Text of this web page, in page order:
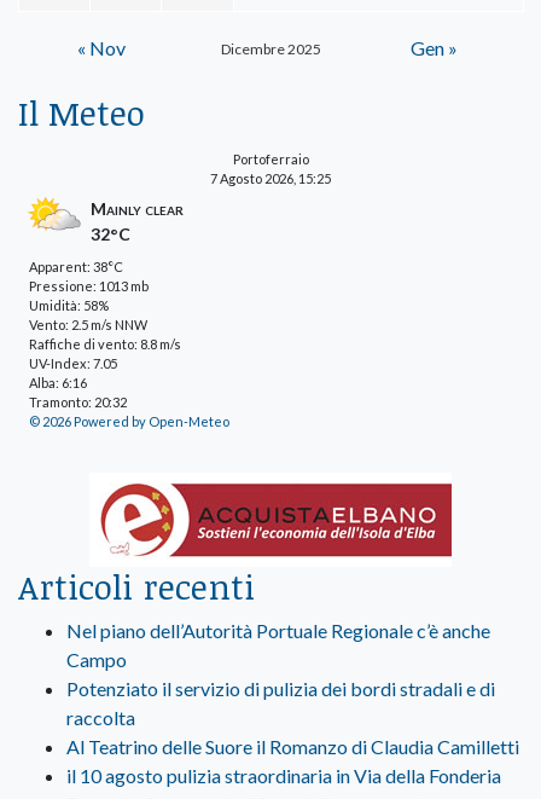
Dicembre 2025
« Nov Gen »
Il Meteo
Portoferraio
7 Agosto 2026, 15:25
Mainly clear
32°C
Apparent: 38°C
Pressione: 1013 mb
Umidità: 58%
Vento: 2.5 m/s NNW
Raffiche di vento: 8.8 m/s
UV-Index: 7.05
Alba: 6:16
Tramonto: 20:32
© 2026 Powered by Open-Meteo
Articoli recenti
Nel piano dell’Autorità Portuale Regionale c’è anche
Campo
Potenziato il servizio di pulizia dei bordi stradali e di
raccolta
Al Teatrino delle Suore il Romanzo di Claudia Camilletti
il 10 agosto pulizia straordinaria in Via della Fonderia